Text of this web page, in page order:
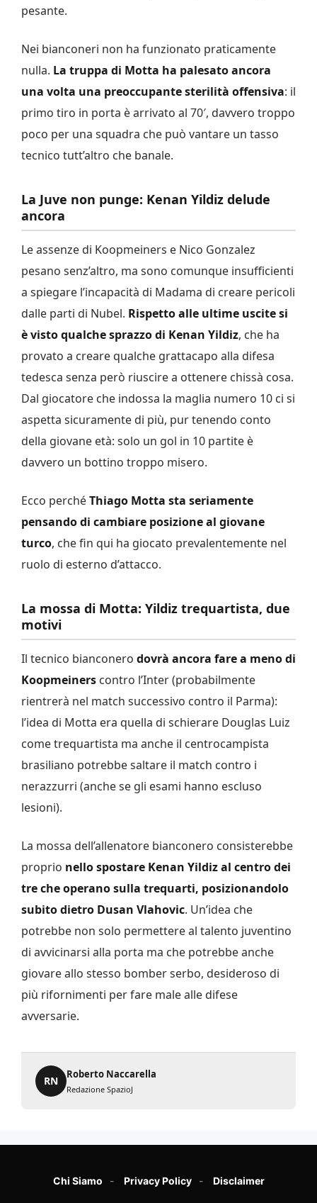
pesante.
Nei bianconeri non ha funzionato praticamente
nulla. La truppa di Motta ha palesato ancora
una volta una preoccupante sterilità offensiva: il
primo tiro in porta è arrivato al 70′, davvero troppo
poco per una squadra che può vantare un tasso
tecnico tutt’altro che banale.
La Juve non punge: Kenan Yildiz delude
ancora
Le assenze di Koopmeiners e Nico Gonzalez
pesano senz’altro, ma sono comunque insufficienti
a spiegare l’incapacità di Madama di creare pericoli
dalle parti di Nubel. Rispetto alle ultime uscite si
è visto qualche sprazzo di Kenan Yildiz, che ha
provato a creare qualche grattacapo alla difesa
tedesca senza però riuscire a ottenere chissà cosa.
Dal giocatore che indossa la maglia numero 10 ci si
aspetta sicuramente di più, pur tenendo conto
della giovane età: solo un gol in 10 partite è
davvero un bottino troppo misero.
Ecco perchéThiago Motta sta seriamente
pensando di cambiare posizione al giovane
turco, che fin qui ha giocato prevalentemente nel
ruolo di esterno d’attacco.
La mossa di Motta: Yildiz trequartista, due
motivi
Il tecnico bianconero dovrà ancora fare a meno di
Koopmeiners contro l’Inter (probabilmente
rientrerà nel match successivo contro il Parma):
l’idea di Motta era quella di schierare Douglas Luiz
come trequartista ma anche il centrocampista
brasiliano potrebbe saltare il match contro i
nerazzurri (anche se gli esami hanno escluso
lesioni).
La mossa dell’allenatore bianconero consisterebbe
proprio nello spostare Kenan Yildiz al centro dei
tre che operano sulla trequarti, posizionandolo
subito dietro Dusan Vlahovic. Un’idea che
potrebbe non solo permettere al talento juventino
di avvicinarsi alla porta ma che potrebbe anche
giovare allo stesso bomber serbo, desideroso di
più rifornimenti per fare male alle difese
avversarie.
RN
Roberto Naccarella
Redazione SpazioJ
Chi Siamo Privacy Policy Disclaimer